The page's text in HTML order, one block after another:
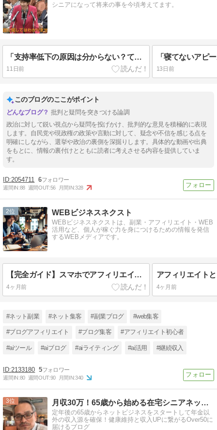
シニアになって将来の事を今頃考えてます。
「支持率低下の原因は分からない？て事は国民の為に何をやったら良いのかわからんって事じゃん」
11日前 13日前
このブログのここがポイント
批判と疑問を突きつける論調
政治に対して鋭い視点から疑問を投げかけ、批判的な意見を積極的に表現
します。自民党や現政権の政策や言動に対して、疑念や不信を感じる点を
明確にしながら、選挙や政治の裏側を深掘りします。具体的な動画や出典
をもとに、情報の裏付けとともに読者に考えさせる内容を提供していま
す。
2054711 6
週間IN:88 週間OUT:56 月間IN:328
2 WEBビジネスネクスト
WEBビジネスネクストは、副業・アフィリエイト・WEB
活用など、個人が稼ぐ力を身につけるための情報を発信
するWEBメディアです。
【完全ガイド】スマホでアフィリエイトの始め方！初心者が月5万稼ぐ方法と注意点
4ヶ月前 4ヶ月前
#ネット副業 #ネット集客 #副業ブログ #web集客
#ブログアフィリエイト #ブログ集客 #アフィリエイト初心者
#aiツール #aiブログ #aiライティング #ai活用 #継続収入
2133180 5
週間IN:80 週間OUT:90 月間IN:340
3 月収30万！65歳から始める在宅シニアネットビジネス！
定年後の65歳からネットビジネスをスタートして年金以
外の収入源を確保！健康維持と収入UPに繋がるOver50に
届けるブログ